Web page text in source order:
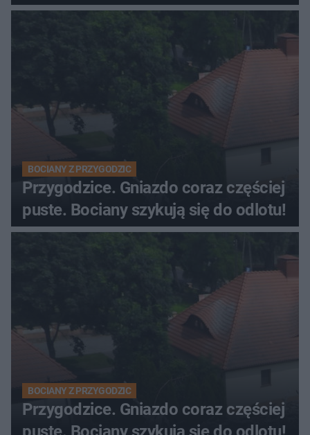
BOCIANY Z PRZYGODZIC
Przygodzice. Gniazdo coraz częściej
puste. Bociany szykują się do odlotu!
BOCIANY Z PRZYGODZIC
Przygodzice. Gniazdo coraz częściej